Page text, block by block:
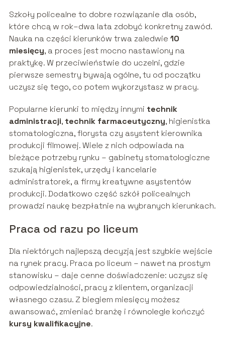
Szkoły policealne to dobre rozwiązanie dla osób,
które chcą w rok–dwa lata zdobyć konkretny zawód.
Nauka na części kierunków trwa zaledwie 10
miesięcy, a proces jest mocno nastawiony na
praktykę. W przeciwieństwie do uczelni, gdzie
pierwsze semestry bywają ogólne, tu od początku
uczysz się tego, co potem wykorzystasz w pracy.
Popularne kierunki to między innymi technik
administracji, technik farmaceutyczny, higienistka
stomatologiczna, florysta czy asystent kierownika
produkcji filmowej. Wiele z nich odpowiada na
bieżące potrzeby rynku – gabinety stomatologiczne
szukają higienistek, urzędy i kancelarie
administratorek, a firmy kreatywne asystentów
produkcji. Dodatkowo część szkół policealnych
prowadzi naukę bezpłatnie na wybranych kierunkach.
Praca od razu po liceum
Dla niektórych najlepszą decyzją jest szybkie wejście
na rynek pracy. Praca po liceum – nawet na prostym
stanowisku – daje cenne doświadczenie: uczysz się
odpowiedzialności, pracy z klientem, organizacji
własnego czasu. Z biegiem miesięcy możesz
awansować, zmieniać branżę i równolegle kończyć
kursy kwalifikacyjne.